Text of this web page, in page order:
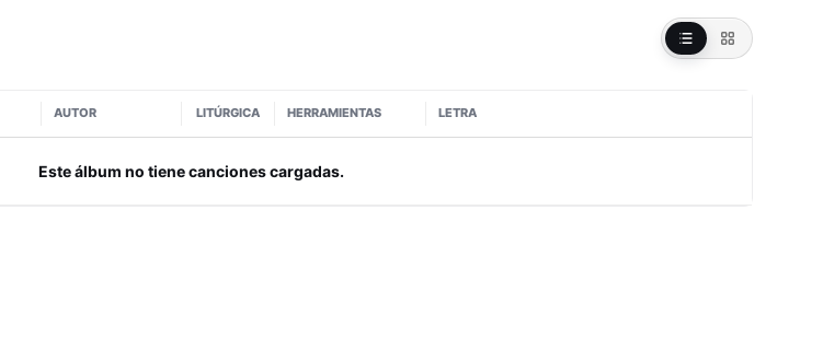
AUTOR LITÚRGICA HERRAMIENTAS LETRA
Este álbum no tiene canciones cargadas.